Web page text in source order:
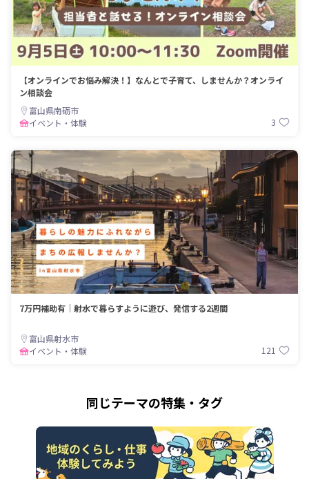
【オンラインでお悩み解決！】なんとで子育て、しませんか？オンライ
ン相談会
富山県南砺市
イベント・体験
3
7万円補助有｜射水で暮らすように遊び、発信する2週間
富山県射水市
イベント・体験
121
同じテーマの特集・タグ